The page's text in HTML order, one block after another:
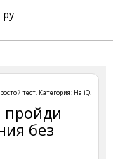
ру
тест. Категория: На iQ.
пройди
без